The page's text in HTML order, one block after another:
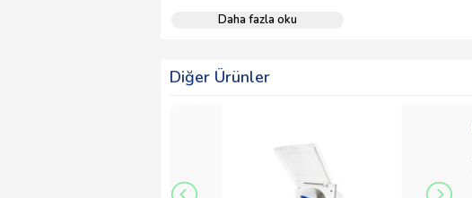
Daha fazla oku
Diğer Ürünler